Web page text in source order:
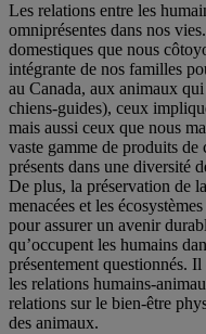
Les relations entre les
omniprésentes dans nos
domestiques que nous
intégrante de nos familles
au Canada, aux animaux
chiens-guides), ceux
mais aussi ceux que nous
vaste gamme de produits
présents dans une diversité
De plus, la préservation de
menacées et les
pour assurer un avenir
qu’occupent les humains
présentement questionnés.
les relations humains-
relations sur le bien-être
des animaux.